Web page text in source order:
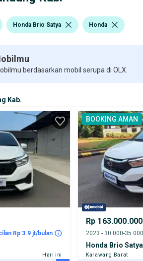
Honda Brio Satya Honda
berdasarkan mobil serupa di OLX.
Kab.
Rp 3.9 jt/bulan
Hari ini
BOOKING AMAN
Rp 163.000.000
Honda Brio Satya
Karawang Barat